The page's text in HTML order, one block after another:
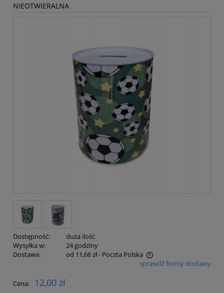
NIEOTWIERALNA
Dostępność:
duża ilość
Wysyłka w:
24 godziny
Dostawa:
od 11,66 zł- Poczta Polska
Cena nie zawiera ewentualnych kosztów płatnościsprawdź formy dostawy
Cena: 12,00 zł